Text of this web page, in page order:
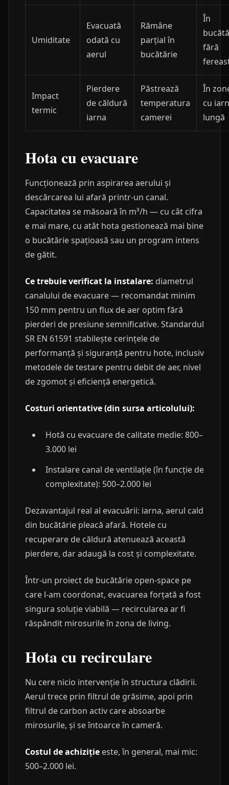
Umiditate
Evacuată
odată cu
aerul
Rămâne
parțial în
bucătărie
În
fără
Impact
termic
Pierdere
de căldură
iarna
Păstrează
temperatura
camerei
În
cu
lungă
Hota cu evacuare
Funcționează prin aspirarea aerului și
descărcarea lui afară printr-un canal.
Capacitatea se măsoară în m³/h — cu cât cifra
e mai mare, cu atât hota gestionează mai bine
o bucătărie spațioasă sau un program intens
de gătit.
Ce trebuie verificat la instalare: diametrul
canalului de evacuare — recomandat minim
150 mm pentru un flux de aer optim fără
pierderi de presiune semnificative. Standardul
SR EN 61591 stabilește cerințele de
performanță și siguranță pentru hote, inclusiv
metodele de testare pentru debit de aer, nivel
de zgomot și eficiență energetică.
Costuri orientative (din sursa articolului):
Hotă cu evacuare de calitate medie: 800–
3.000 lei
Instalare canal de ventilație (în funcție de
complexitate): 500–2.000 lei
Dezavantajul real al evacuării: iarna, aerul cald
din bucătărie pleacă afară. Hotele cu
recuperare de căldură atenuează această
pierdere, dar adaugă la cost și complexitate.
Într-un proiect de bucătărie open-space pe
care l-am coordonat, evacuarea forțată a fost
singura soluție viabilă — recircularea ar fi
răspândit mirosurile în zona de living.
Hota cu recirculare
Nu cere nicio intervenție în structura clădirii.
Aerul trece prin filtrul de grăsime, apoi prin
filtrul de carbon activ care absoarbe
mirosurile, și se întoarce în cameră.
Costul de achiziție este, în general, mai mic:
500–2.000 lei.